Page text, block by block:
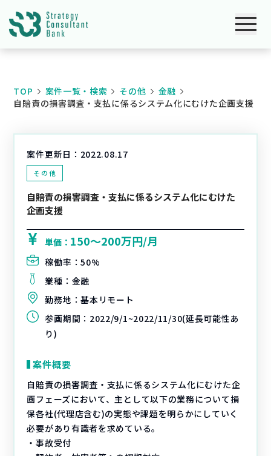
TOP 案件一覧・検索 その他
金融
自賠責の損害調査・支払に係るシステム化にむけた企画支援
案件更新日： 2022.08.17
その他
自賠責の損害調査・支払に係るシステム化にむけた
企画支援
単価： 150〜200万円/月
稼働率：50%
業種： 金融
勤務地：基本リモート
参画期間： 2022/9/1~2022/11/30(延長可能性あ
り)
案件概要
自賠責の損害調査・支払に係るシステム化にむけた企
画フェーズにおいて、主として以下の業務について損
保各社(代理店含む)の実態や課題を明らかにしていく
必要があり有識者を求めている。
・事故受付